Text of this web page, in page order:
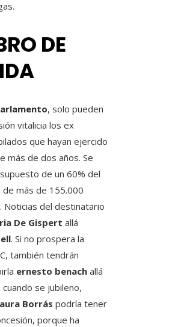
DE
, solo pueden
vitalicia los ex
que hayan ejercido
más de dos años. Se
de un 60% del
más de 155.000
Noticias del destinatario
De Gispert allá
. Si no prospera la
también tendrán
ernesto benach allá
cuando se jubileno,
Borrás podría tener
porque ha